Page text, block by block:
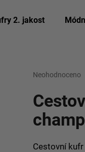
2. jakost
Průměrné
produktu
je
z
hvězdiček.
Neohodnoceno
Cestovní kufr
najít?
HLEDAT